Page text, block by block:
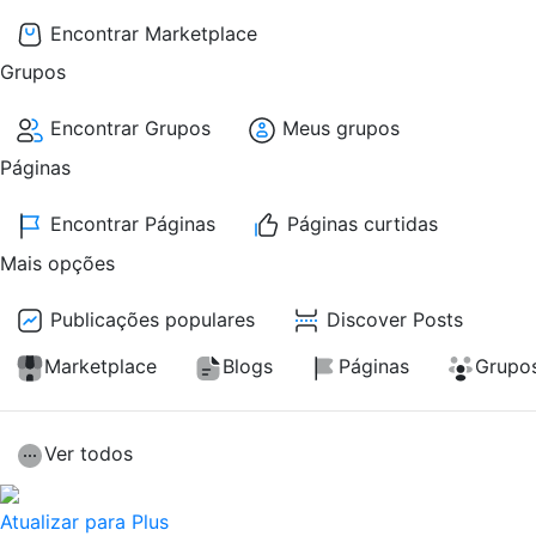
Encontrar Marketplace
Grupos
Encontrar Grupos
Meus grupos
Páginas
Encontrar Páginas
Páginas curtidas
Mais opções
Publicações populares
Discover Posts
Marketplace
Blogs Páginas
Ver todos
Atualizar para Plus